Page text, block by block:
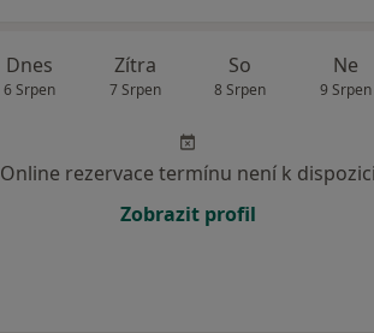
Dnes
6 Srpen
Zítra
7 Srpen
So
8 Srpen
Ne
9 Srpen
Online rezervace termínu není k dispozici
Zobrazit profil